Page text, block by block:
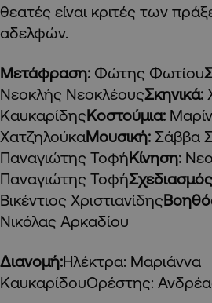
θεατές είναι κριτές των
αδελφών.
Μετάφραση: Φώτης Φωτίου
Νεοκλής ΝεοκλέουςΣκηνικά:
ΚαυκαρίδηςΚοστούμια:
ΧατζηλούκαΜουσική: Σάββα
Παναγιώτης ΤοφήΚίνηση:
Παναγιώτης Τοφή
Βικέντιος Χριστιανίδης
Νικόλας Αρκαδίου
Διανομή:Ηλέκτρα: Μαριάννα
ΚαυκαρίδουΟρέστης: